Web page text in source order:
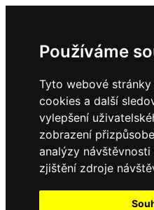
Používáme
Tyto webové
cookies a další
vylepšení
zobrazení
analýzy
zjištění zdroje